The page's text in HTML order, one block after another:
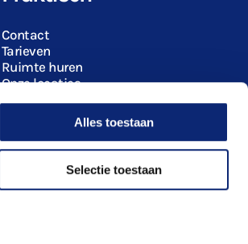
Alles toestaan
Selectie toestaan
Contact
Tarieven
Ruimte huren
Onze locaties